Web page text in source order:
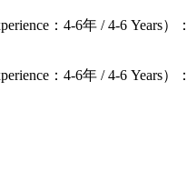
：4-6年 / 4-6
：4-6年 / 4-6 Years